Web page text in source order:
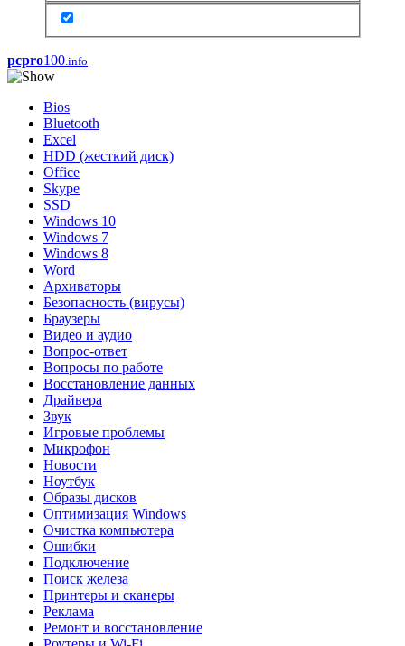
pcpro100.info
Bios
Bluetooth
Excel
HDD (жесткий диск)
Office
Skype
SSD
Windows 10
Windows 7
Windows 8
Word
Архиваторы
Безопасность (вирусы)
Браузеры
Видео и аудио
Вопрос-ответ
Вопросы по работе
Восстановление данных
Драйвера
Звук
Игровые проблемы
Микрофон
Новости
Ноутбук
Образы дисков
Оптимизация Windows
Очистка компьютера
Ошибки
Подключение
Поиск железа
Принтеры и сканеры
Реклама
Ремонт и восстановление